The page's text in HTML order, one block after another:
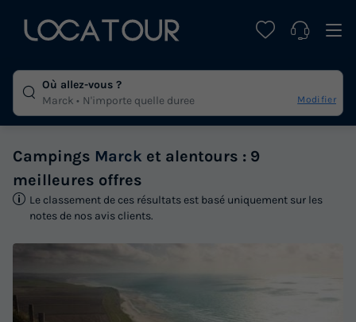
Où allez-vous ?
Marck
N'importe quelle duree Modifier
Campings Marck et alentours : 9
meilleures offres
Le classement de ces résultats est basé uniquement sur les
notes de nos avis clients.